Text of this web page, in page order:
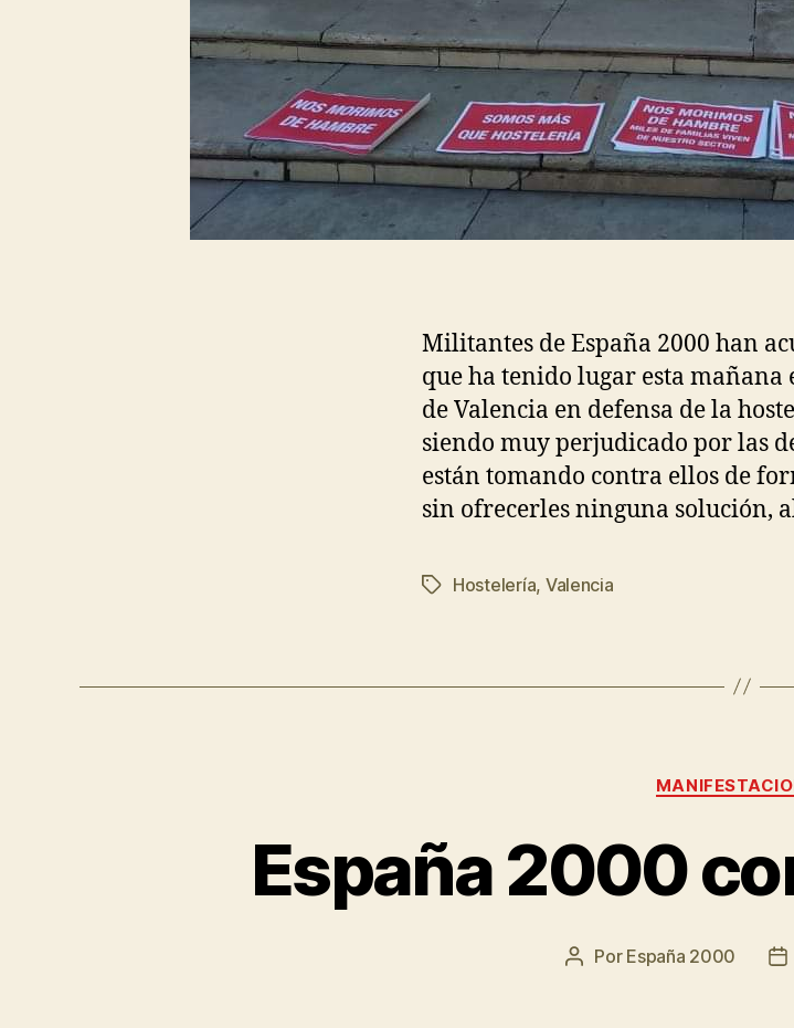
Militantes de España 2000 han
que ha tenido lugar esta mañana
de Valencia en defensa de la
siendo muy perjudicado por las
están tomando contra ellos de
sin ofrecerles ninguna solución,
Hostelería, Valencia
España 2000
Por España 2000